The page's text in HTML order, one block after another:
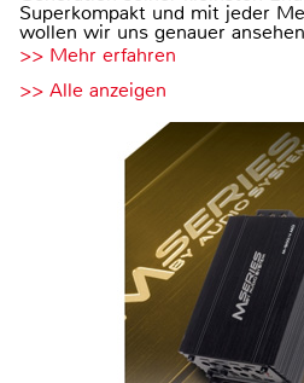
Superkompakt und mit jeder
wollen wir uns genauer
>> Mehr erfahren
>> Alle anzeigen